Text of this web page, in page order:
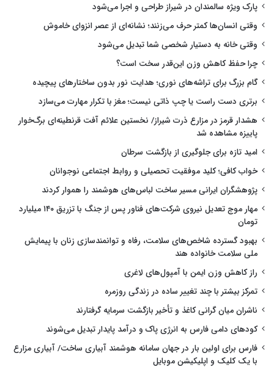
پارک ویژه سالمندان در شیراز طراحی و اجرا می‌شود
وقتی انسان‌ها کمتر حرف می‌زنند؛ نشانه‌ای از عصر انزوای خاموش
وقتی خانه به دستیار شخصی شما تبدیل می‌شود
چرا حفظ کاهش وزن این‌قدر سخت است؟
گام بزرگ برای تراشه‌های نوری؛ هدایت نور بدون ساختارهای پیچیده
برتری دست راست یا چپ ذاتی نیست؛ مغز با تکرار مهارت می‌سازد
هشدار قرمز در مزارع ذرت شیراز/ نخستین علائم آفت قرنطینه‌ای برگ‌خوار
پاییزه مشاهده شد
امید تازه برای جلوگیری از بازگشت سرطان
خواب کافی؛ کلید موفقیت تحصیلی و روابط اجتماعی نوجوانان
پژوهشگران ایرانی مسیر ساخت لباس‌های هوشمند را هموار کردند
مهار موج تعدیل نیروی شرکت‌های فناور پس از جنگ با تزریق ۱۴۰ میلیارد
تومان
بهبود گسترده شاخص‌های سلامت، رفاه و توانمندسازی زنان با پیمایش
ملی سلامت خانواده هند
راز کاهش وزن ایمن با آمپول‌های لاغری
تمرکز بیشتر با چند تغییر ساده در زندگی روزمره
ناشران میان گرانی کاغذ و تأخیر بازگشت سرمایه گرفتارند
کودهای دامی فارس به انرژی پاک و درآمد پایدار تبدیل می‌شوند
فارس برای اولین بار در جهان سامانه هوشمند آبیاری ساخت/ آبیاری مزارع
با یک کلیک و اپلیکیشن موبایل